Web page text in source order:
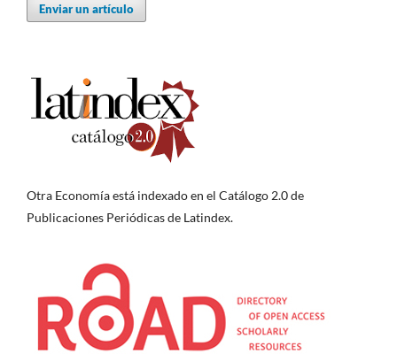
Enviar un artículo
Otra Economía está indexado en el Catálogo 2.0 de
Publicaciones Periódicas de Latindex.